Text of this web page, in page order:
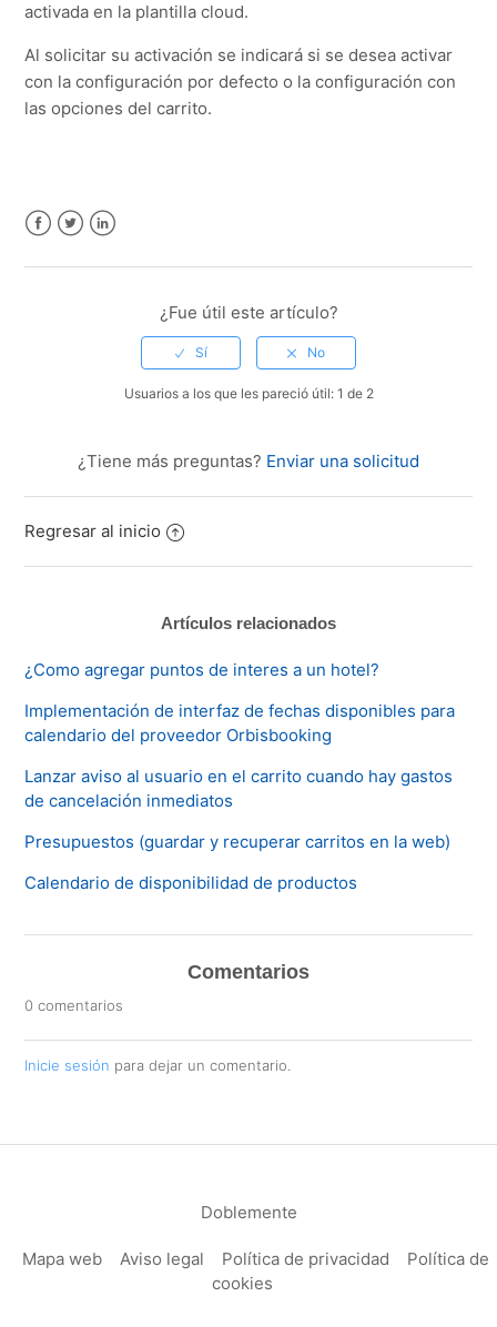
activada en la plantilla cloud.
Al solicitar su activación se indicará si se desea activar
con la configuración por defecto o la configuración con
las opciones del carrito.
¿Fue útil este artículo?
Usuarios a los que les pareció útil: 1 de 2
¿Tiene más preguntas? Enviar una solicitud
Regresar al inicio
Artículos relacionados
¿Como agregar puntos de interes a un hotel?
Implementación de interfaz de fechas disponibles para
calendario del proveedor Orbisbooking
Lanzar aviso al usuario en el carrito cuando hay gastos
de cancelación inmediatos
Presupuestos (guardar y recuperar carritos en la web)
Calendario de disponibilidad de productos
Comentarios
0 comentarios
Inicie sesión para dejar un comentario.
Doblemente
Mapa web Aviso legal Política de privacidad
Política de
cookies